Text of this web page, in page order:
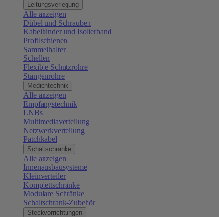
Leitungsverlegung
Alle anzeigen
Dübel und Schrauben
Kabelbinder und Isolierband
Profilschienen
Sammelhalter
Schellen
Flexible Schutzrohre
Stangenrohre
Medientechnik
Alle anzeigen
Empfangstechnik
LNBs
Multimediaverteilung
Netzwerkverteilung
Patchkabel
Schaltschränke
Alle anzeigen
Innenausbausysteme
Kleinverteiler
Komplettschränke
Modulare Schränke
Schaltschrank-Zubehör
Steckvorrichtungen